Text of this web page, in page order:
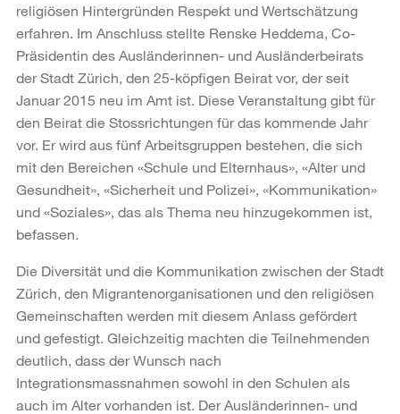
religiösen Hintergründen Respekt und Wertschätzung
erfahren. Im Anschluss stellte Renske Heddema, Co-
Präsidentin des Ausländerinnen- und Ausländerbeirats
der Stadt Zürich, den 25-köpfigen Beirat vor, der seit
Januar 2015 neu im Amt ist. Diese Veranstaltung gibt für
den Beirat die Stossrichtungen für das kommende Jahr
vor. Er wird aus fünf Arbeitsgruppen bestehen, die sich
mit den Bereichen «Schule und Elternhaus», «Alter und
Gesundheit», «Sicherheit und Polizei», «Kommunikation»
und «Soziales», das als Thema neu hinzugekommen ist,
befassen.
Die Diversität und die Kommunikation zwischen der Stadt
Zürich, den Migrantenorganisationen und den religiösen
Gemeinschaften werden mit diesem Anlass gefördert
und gefestigt. Gleichzeitig machten die Teilnehmenden
deutlich, dass der Wunsch nach
Integrationsmassnahmen sowohl in den Schulen als
auch im Alter vorhanden ist. Der Ausländerinnen- und